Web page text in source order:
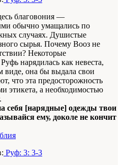
благовония —
обычно умащались по
случаях. Душистые
сырья. Почему Вооз не
Некоторые
нарядилась как невеста,
виде, она бы выдала свои
что эта предосторожность
этикета, а необходимостью
себя [нарядные] одежды твои
ему, доколе не кончит
Руф: 3: 3-3